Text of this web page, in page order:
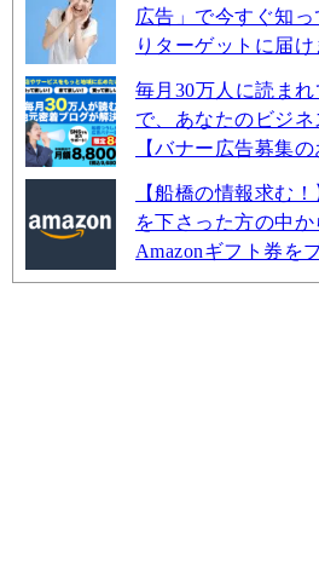
広告」で今すぐ知
りターゲットに届け
毎月30万人に読ま
で、あなたのビジ
【バナー広告募集の
【船橋の情報求む
を下さった方の中
Amazonギフト券を